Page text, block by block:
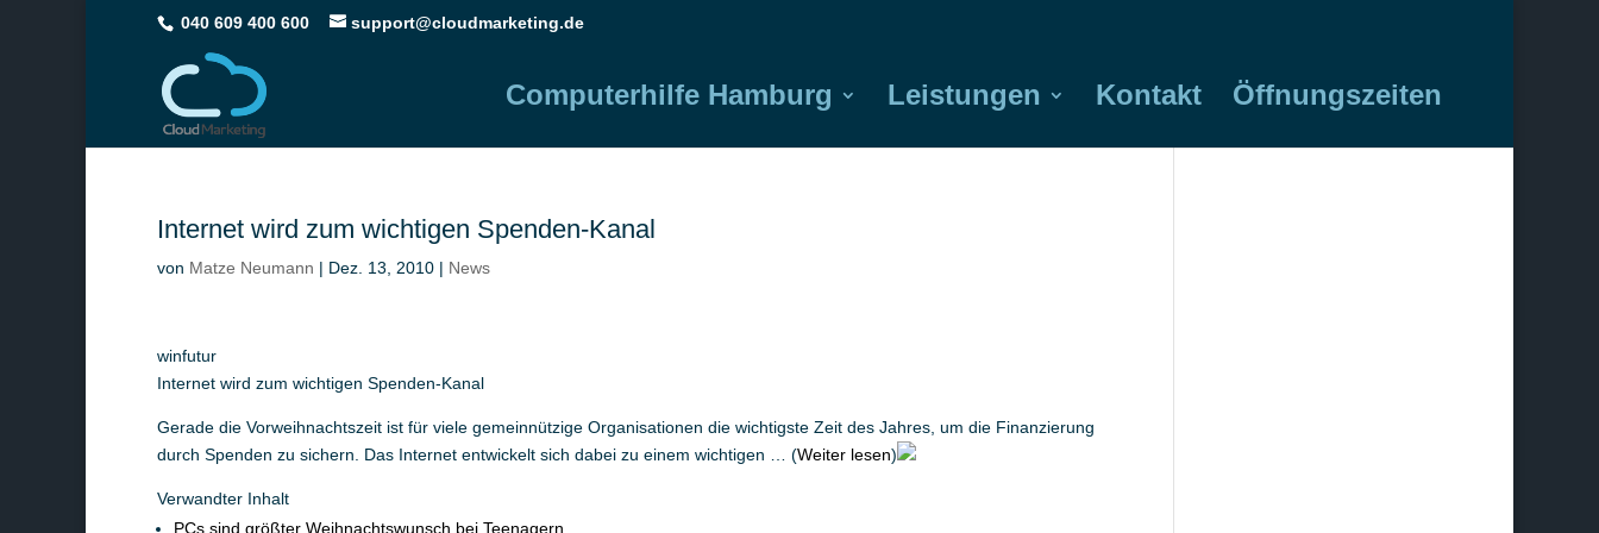
040 609 400 600 support@cloudmarketing.de
Computerhilfe Hamburg Leistungen Kontakt Öffnungszeiten
Internet wird zum wichtigen Spenden-Kanal
von Matze Neumann | Dez. 13, 2010 | News
winfutur
Internet wird zum wichtigen Spenden-Kanal
Gerade die Vorweihnachtszeit ist für viele gemeinnützige Organisationen die wichtigste Zeit des Jahres, um die Finanzierung
durch Spenden zu sichern. Das Internet entwickelt sich dabei zu einem wichtigen … (Weiter lesen)
Verwandter Inhalt
PCs sind größter Weihnachtswunsch bei Teenagern